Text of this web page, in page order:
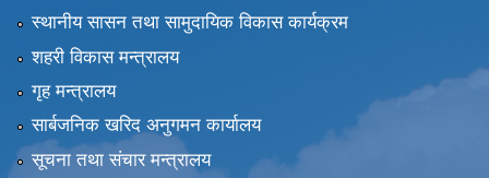
स्थानीय सासन तथा सामुदायिक विकास कार्यक्रम
शहरी विकास मन्त्रालय
गृह मन्त्रालय
सार्बजनिक खरिद अनुगमन कार्यालय
सूचना तथा संचार मन्त्रालय